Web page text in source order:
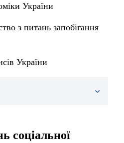
України
з питань запобігання
України
соціальної